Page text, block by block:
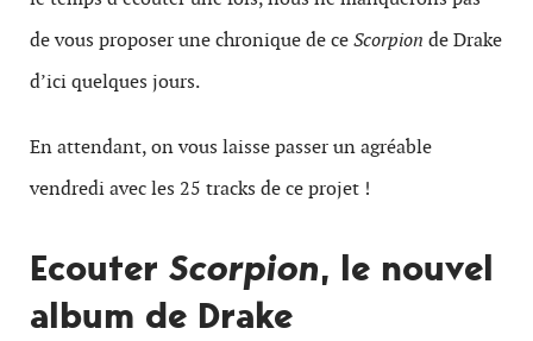
de vous proposer une chronique de ceScorpion de Drake
d’ici quelques jours.
En attendant, on vous laisse passer un agréable
vendredi avec les 25 tracks de ce projet !
Ecouter Scorpion, le nouvel
album de Drake